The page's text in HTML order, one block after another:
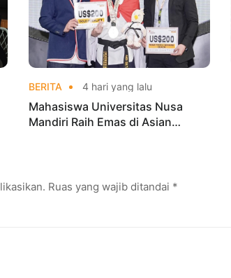
BERITA 4 hari yang lalu
Mahasiswa Universitas Nusa
Mandiri Raih Emas di Asian
Ruas yang wajib ditandai *